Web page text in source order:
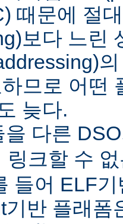
때문에 절
보다 느린
므로 어떤
늦다.
을 다른
링크할 수
들어 ELF
기반 플래폼